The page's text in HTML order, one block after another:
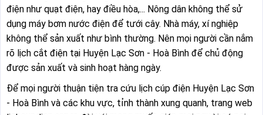
điện như quạt điện, hay điều hòa,... Nông dân không thể sử
dụng máy bơm nước điện để tưới cây. Nhà máy, xí nghiệp
không thể sản xuất như bình thường. Nên mọi người cần nắm
rõ lịch cắt điện tại Huyện Lạc Sơn - Hoà Bình để chủ động
được sản xuất và sinh hoạt hàng ngày.
Để mọi người thuận tiện tra cứu lịch cúp điện Huyện Lạc Sơn
- Hoà Bình và các khu vực, tỉnh thành xung quanh, trang web